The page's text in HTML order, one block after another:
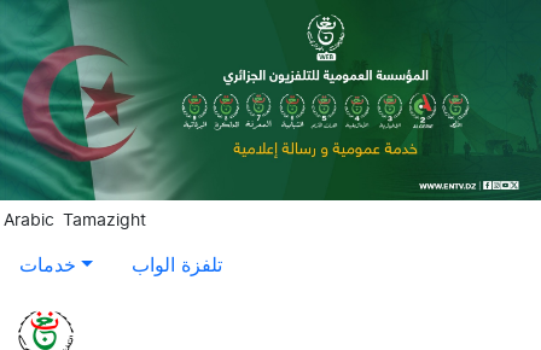
Aller au contenu principal
Arabic Tamazight
خدمات تلفزة الواب